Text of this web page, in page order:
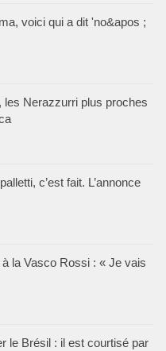
voici qui a dit 'no&apos ;
les Nerazzurri plus proches
c’est fait. L’annonce
à la Vasco Rossi : « Je vais
le Brésil : il est courtisé par